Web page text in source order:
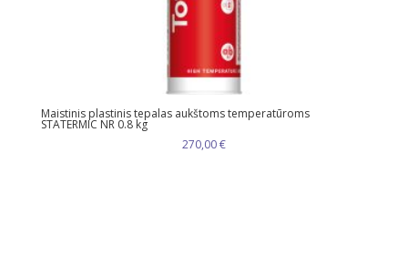
Maistinis plastinis tepalas aukštoms temperatūroms
STATERMIC NR 0.8 kg
270,00€